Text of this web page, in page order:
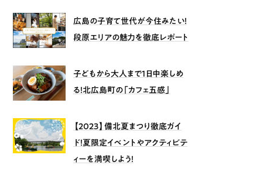
広島の子育て世代が今住みたい！
段原エリアの魅力を徹底レポート
子どもから大人まで1日中楽しめ
る！北広島町の「カフェ五感」
【2023】備北夏まつり徹底ガイ
ド！夏限定イベントやアクティビテ
ィーを満喫しよう！